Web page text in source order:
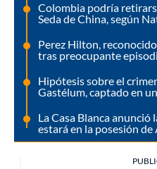
Colombia podría
Seda de China, según
Perez Hilton,
tras preocupante
Hipótesis sobre el
Gastélum, captado en
La Casa Blanca
estará en la posesión